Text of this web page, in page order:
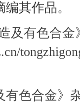
其作品。
及有色合金
有色合金》